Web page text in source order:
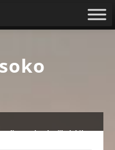
za nabavku školskih
školovanja u školskoj